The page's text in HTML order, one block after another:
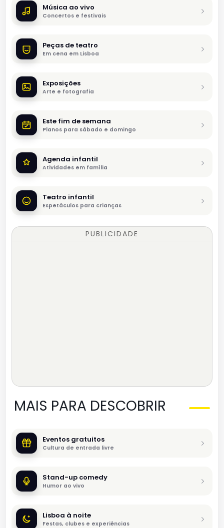
Música ao vivo
Concertos e festivais
Peças de teatro
Em cena em Lisboa
Exposições
Arte e fotografia
Este fim de semana
Planos para sábado e domingo
Agenda infantil
Atividades em família
Teatro infantil
Espetáculos para crianças
PUBLICIDADE
MAIS PARA DESCOBRIR
Eventos gratuitos
Cultura de entrada livre
Stand-up comedy
Humor ao vivo
Lisboa à noite
Festas, clubes e experiências